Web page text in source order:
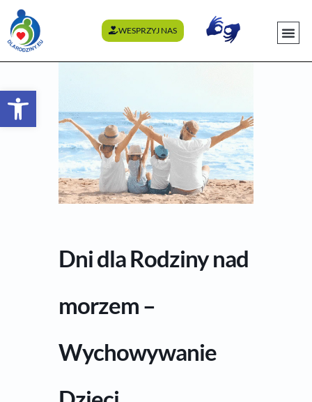
WESPRZYJ NAS
Dni dla Rodziny nad
morzem –
Wychowywanie
Otwórz pasek narzędzi